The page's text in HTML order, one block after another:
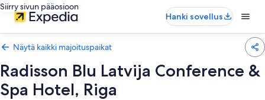
Siirry sivun pääosioon
Hanki sovellus
Näytä kaikki majoituspaikat
Radisson Blu Latvija Conference &
Spa Hotel, Riga